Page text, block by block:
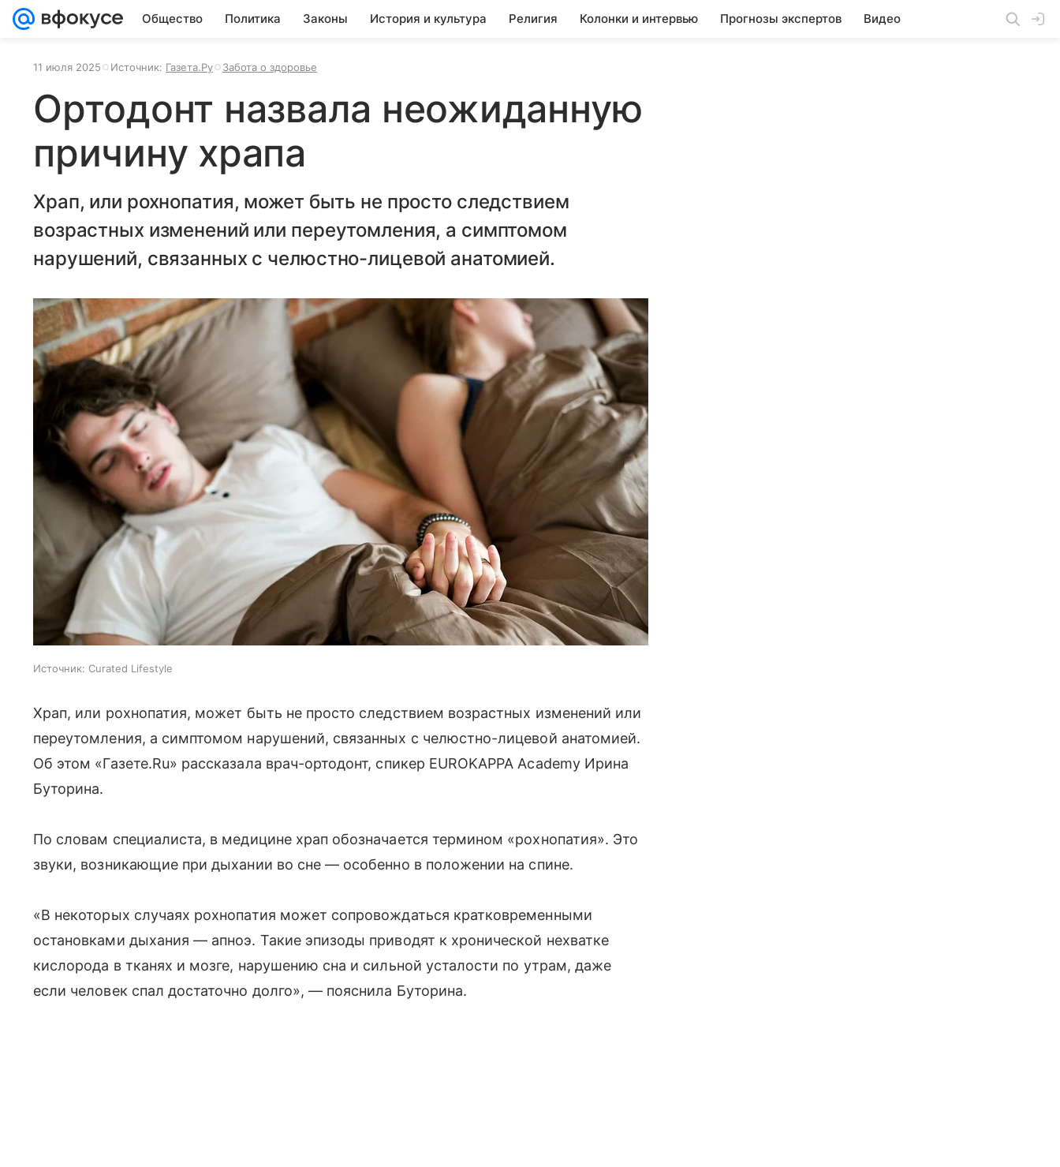
Общество Политика Законы История и культура Религия Колонки и интервью Прогнозы экспертов Видео
11 июля 2025 Источник: Газета.Ру Забота о здоровье
Ортодонт назвала неожиданную
причину храпа
Храп, или рохнопатия, может быть не просто следствием
возрастных изменений или переутомления, а симптомом
нарушений, связанных с челюстно-лицевой анатомией.
Источник: Curated Lifestyle
Храп, или рохнопатия, может быть не просто следствием возрастных изменений или
переутомления, а симптомом нарушений, связанных с челюстно-лицевой анатомией.
Об этом «Газете.Ru» рассказала врач-ортодонт, спикер EUROKAPPA Academy Ирина
Буторина.
По словам специалиста, в медицине храп обозначается термином «рохнопатия». Это
звуки, возникающие при дыхании во сне — особенно в положении на спине.
«В некоторых случаях рохнопатия может сопровождаться кратковременными
остановками дыхания — апноэ. Такие эпизоды приводят к хронической нехватке
кислорода в тканях и мозге, нарушению сна и сильной усталости по утрам, даже
если человек спал достаточно долго», — пояснила Буторина.